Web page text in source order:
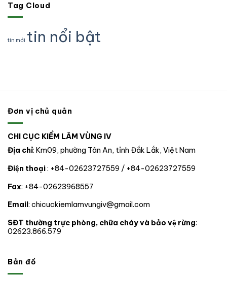
nghiệp
tại
06
thành
vi
động.
Đà
Tag Cloud
tin mới tin nổi bật
Đơn vị chủ quản
CHI CỤC KIỂM LÂM VÙNG IV
Địa chỉ: Km09, phường Tân An, tỉnh Đắk Lắk, Việt Nam
Điện thoại: +84-02623727559 / +84-02623727559
Fax: +84-02623968557
Email : chicuckiemlamvungiv@gmail.com
SĐT thường trực phòng, chữa cháy và bảo vệ rừng:
02623.866.579
Bản đồ